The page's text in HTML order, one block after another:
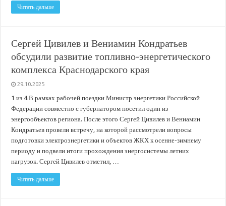
Читать дальше
Сергей Цивилев и Вениамин Кондратьев
обсудили развитие топливно-энергетического
комплекса Краснодарского края
29.10.2025
1 из 4 В рамках рабочей поездки Министр энергетики Российской
Федерации совместно с губернатором посетил один из
энергообъектов региона. После этого Сергей Цивилев и Вениамин
Кондратьев провели встречу, на которой рассмотрели вопросы
подготовки электроэнергетики и объектов ЖКХ к осенне-зимнему
периоду и подвели итоги прохождения энергосистемы летних
нагрузок. Сергей Цивилев отметил, …
Читать дальше